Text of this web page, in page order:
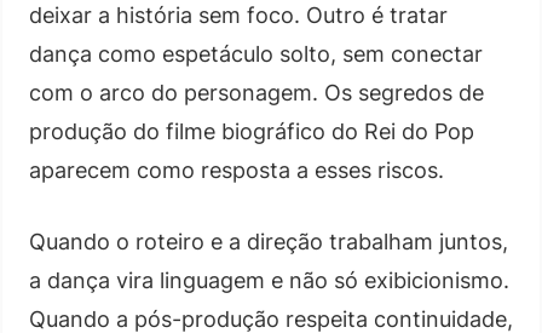
deixar a história sem foco. Outro é tratar
dança como espetáculo solto, sem conectar
com o arco do personagem. Os segredos de
produção do filme biográfico do Rei do Pop
aparecem como resposta a esses riscos.
Quando o roteiro e a direção trabalham juntos,
a dança vira linguagem e não só exibicionismo.
Quando a pós-produção respeita continuidade,